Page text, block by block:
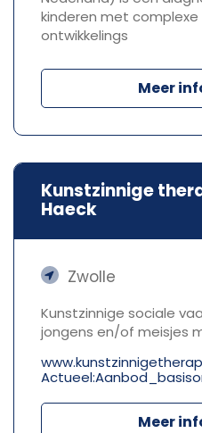
kinderen met
ontwikkelings
Meer
Kunstzinnige
Haeck
Zwolle
Kunstzinnige sociale
jongens en/of meisjes
Meer